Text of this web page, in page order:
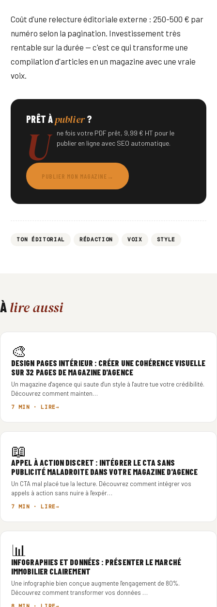
Coût d'une relecture éditoriale externe : 250-500 € par
numéro selon la pagination. Investissement très
rentable sur la durée — c'est ce qui transforme une
compilation d'articles en un magazine avec une vraie
voix.
PRÊT Àpublier?
U
ne fois votre PDF prêt, 9,99 € HT pour le
publier en ligne avec SEO automatique.
PUBLIER MON MAGAZINE →
TON ÉDITORIAL RÉDACTION VOIX STYLE
À lire aussi
🎨
DESIGN PAGES INTÉRIEUR : CRÉER UNE COHÉRENCE VISUELLE
SUR 32 PAGES DE MAGAZINE D'AGENCE
Un magazine d'agence qui saute d'un style à l'autre tue votre crédibilité.
Découvrez comment mainten…
7 MIN · LIRE
📖
APPEL À ACTION DISCRET : INTÉGRER LE CTA SANS
PUBLICITÉ MALADROITE DANS VOTRE MAGAZINE D'AGENCE
Un CTA mal placé tue la lecture. Découvrez comment intégrer vos
appels à action sans nuire à l'expér…
7 MIN · LIRE
📊
INFOGRAPHIES ET DONNÉES : PRÉSENTER LE MARCHÉ
IMMOBILIER CLAIREMENT
Une infographie bien conçue augmente l'engagement de 80%.
Découvrez comment transformer vos données …